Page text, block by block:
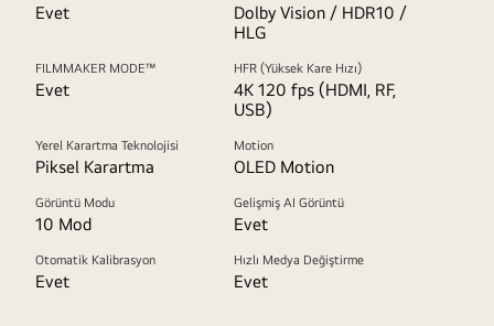
Evet
Dolby Vision / HDR10 /
HLG
FILMMAKER MODE™
Evet
HFR (Yüksek Kare Hızı)
4K 120 fps (HDMI, RF,
USB)
Yerel Karartma Teknolojisi
Piksel Karartma
Motion
OLED Motion
Görüntü Modu
10 Mod
Gelişmiş AI Görüntü
Evet
Otomatik Kalibrasyon
Evet
Hızlı Medya Değiştirme
Evet